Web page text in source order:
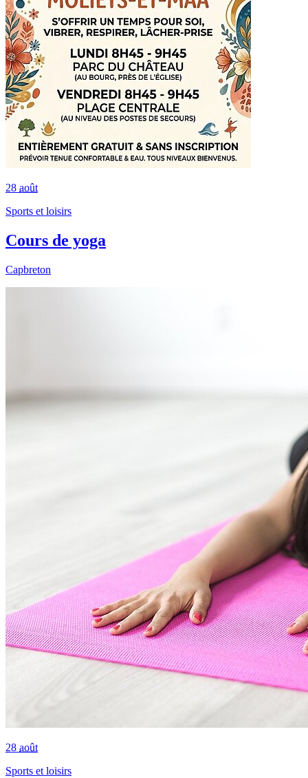
28 août
Sports et loisirs
Cours de yoga
Capbreton
28 août
Sports et loisirs